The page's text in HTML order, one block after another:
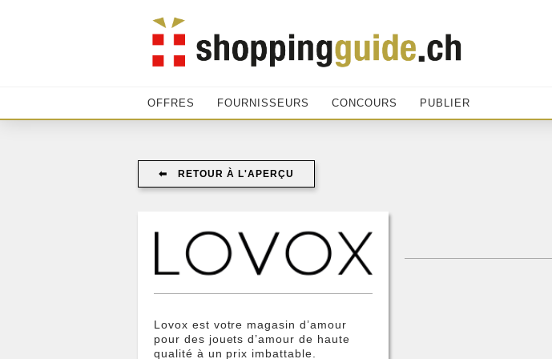
OFFRES FOURNISSEURS CONCOURS PUBLIER
⬅︎ RETOUR À L'APERÇU
Lovox est votre magasin d’amour
pour des jouets d’amour de haute
qualité à un prix imbattable.